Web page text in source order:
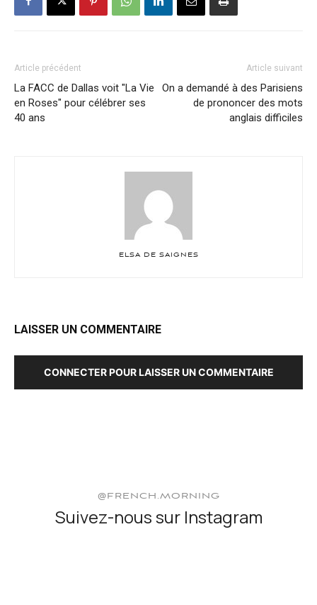
Article précédent
La FACC de Dallas voit "La Vie
en Roses" pour célébrer ses
40 ans
Article suivant
On a demandé à des Parisiens
de prononcer des mots
anglais difficiles
ELSA DE SAIGNES
LAISSER UN COMMENTAIRE
CONNECTER POUR LAISSER UN COMMENTAIRE
@FRENCH.MORNING
Suivez-nous sur Instagram